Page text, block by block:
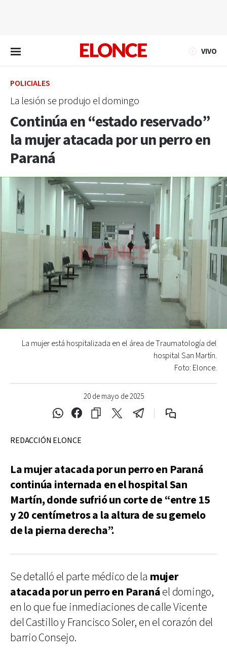
VIVO
POLICIALES
La lesión se produjo el domingo
Continúa en “estado reservado”
la mujer atacada por un perro en
Paraná
20 de mayo de 2025
La mujer está hospitalizada en el área de Traumatología del
hospital San Martín.
Foto: Elonce.
REDACCIÓN ELONCE
La mujer atacada por un perro en Paraná
continúa internada en el hospital San
Martín, donde sufrió un corte de “entre 15
y 20 centímetros a la altura de su gemelo
de la pierna derecha”.
Se detalló el parte médico de la mujer
atacada por un perro en Paranáel domingo,
en lo que fue inmediaciones de calle Vicente
del Castillo y Francisco Soler, en el corazón del
barrio Consejo.